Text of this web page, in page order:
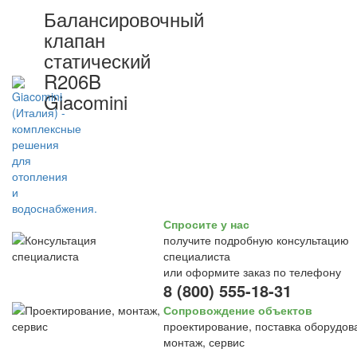
Балансировочный
клапан
статический
R206B
Giacomini
Спросите у нас
получите подробную консультацию
специалиста
или оформите заказ по телефону
8 (800) 555-18-31
Сопровождение объектов
проектирование, поставка
монтаж, сервис